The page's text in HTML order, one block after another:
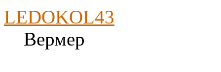
LEDOKOL43
Вермер